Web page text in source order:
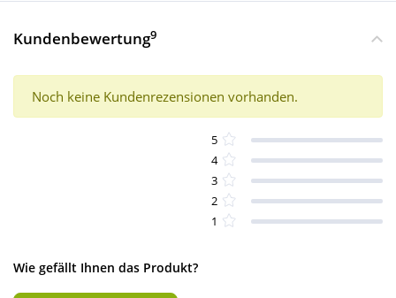
Kundenbewertung9
Noch keine Kundenrezensionen vorhanden.
5
4
3
2
1
Wie gefällt Ihnen das Produkt?